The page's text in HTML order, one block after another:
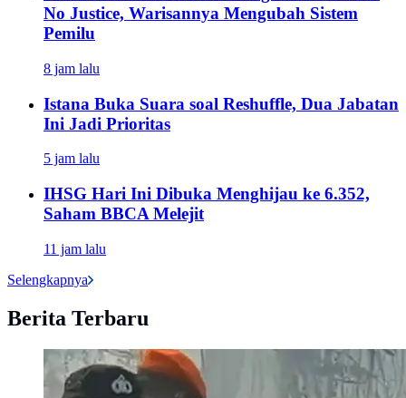
No Justice, Warisannya Mengubah Sistem
Pemilu
8 jam lalu
Istana Buka Suara soal Reshuffle, Dua Jabatan
Ini Jadi Prioritas
5 jam lalu
IHSG Hari Ini Dibuka Menghijau ke 6.352,
Saham BBCA Melejit
11 jam lalu
Selengkapnya
Berita Terbaru